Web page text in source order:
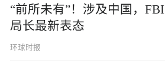
“前所未有”！涉及中国，FBI
局长最新表态
环球时报